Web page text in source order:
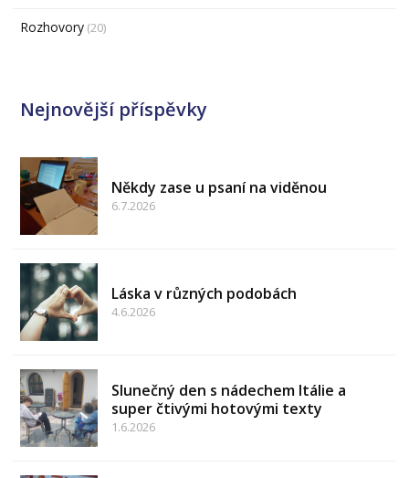
Rozhovory (20)
Nejnovější příspěvky
Někdy zase u psaní na viděnou
6.7.2026
Láska v různých podobách
4.6.2026
Slunečný den s nádechem Itálie a
super čtivými hotovými texty
1.6.2026